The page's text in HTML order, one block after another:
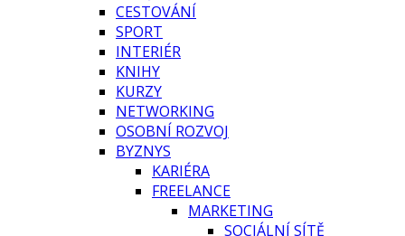
CESTOVÁNÍ
SPORT
INTERIÉR
KNIHY
KURZY
NETWORKING
OSOBNÍ ROZVOJ
BYZNYS
KARIÉRA
FREELANCE
MARKETING
SOCIÁLNÍ SÍTĚ